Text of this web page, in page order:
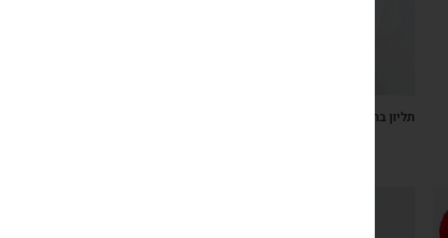
תליון ברזל דקורטיבי, בית עם לב, על כרטיס ברכה עם ברכת הבית